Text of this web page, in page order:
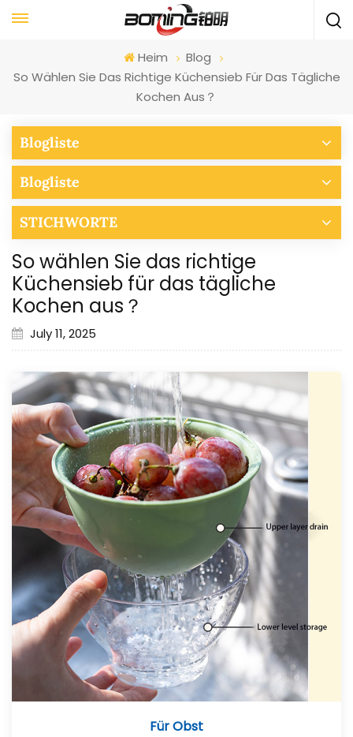
Heim
Blog
So Wählen Sie Das Richtige Küchensieb Für Das Tägliche
Kochen Aus？
Blogliste
Blogliste
STICHWORTE
So wählen Sie das richtige
Küchensieb für das tägliche
Kochen aus？
July 11, 2025
Für Obst